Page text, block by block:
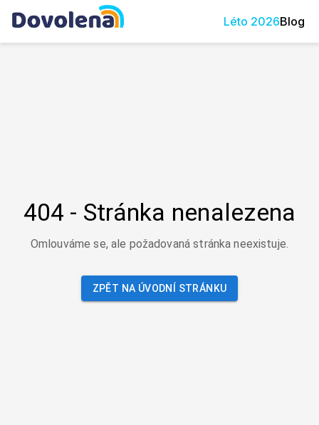
Léto 2026Blog
404 - Stránka nenalezena
Omlouváme se, ale požadovaná stránka neexistuje.
ZPĚT NA ÚVODNÍ STRÁNKU